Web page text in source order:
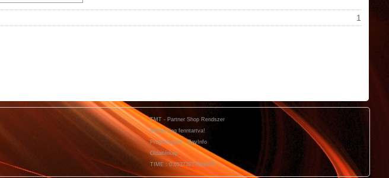
1
TMT - Partner Shop Rendszer
Minden jog fenntartva!
Programozás : BgyInfo
Oldaltérkép
TIME : 0.65373277664185